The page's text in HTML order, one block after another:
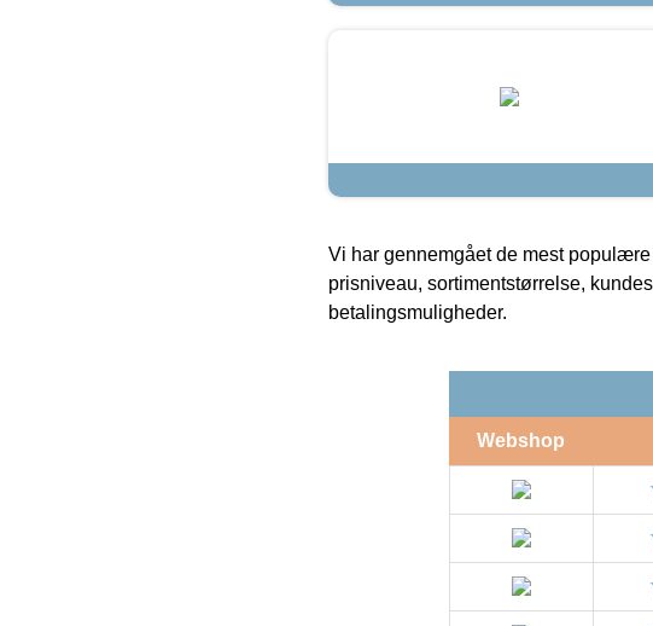
Vi har gennemgået de mest
prisniveau, sortimentstørrelse,
betalingsmuligheder.
Webshop